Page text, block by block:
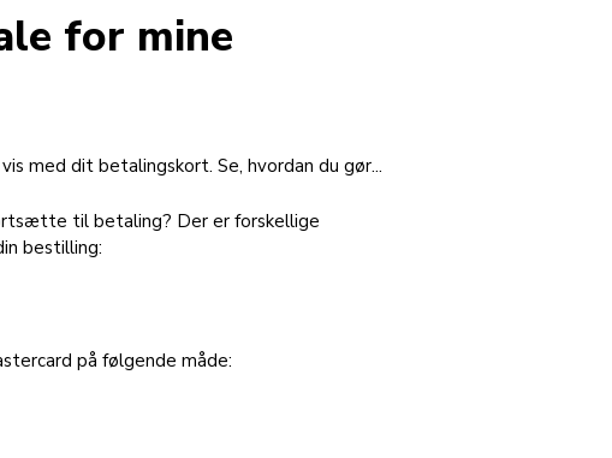
for mine
med dit betalingskort. Se, hvordan du gør...
til betaling? Der er forskellige
bestilling:
på følgende måde: